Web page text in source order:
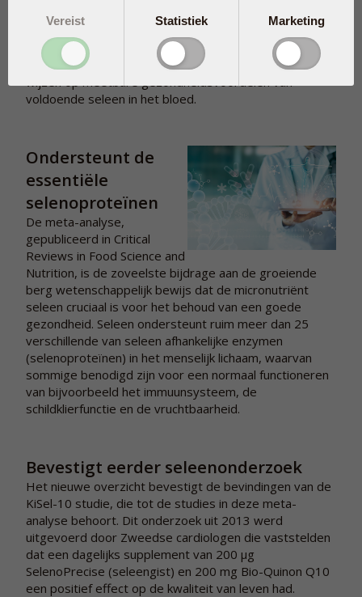
studies hebben mensen met een voldoende gehalte
gezondheidsvoordelen ten opzichte van degenen met
een lage concentratie van de stof. De wetenschappers
wijzen op meetbare gezondheidsvoordelen van
voldoende seleen in het bloed.
Ondersteunt de
essentiële
selenoproteïnen
De meta-analyse,
gepubliceerd in Critical
Reviews in Food Science and
Nutrition, is de zoveelste bijdrage aan de groeiende
berg wetenschappelijk bewijs dat de micronutriënt
seleen cruciaal is voor het behoud van een goede
gezondheid. Seleen ondersteunt ruim meer dan 25
verschillende van seleen afhankelijke enzymen
(selenoproteïnen) in het menselijk lichaam, waarvan
sommige benodigd zijn voor een normaal functioneren
van bijvoorbeeld het immuunsysteem, de
schildklierfunctie en de vruchtbaarheid.
Bevestigt eerder seleenonderzoek
Het nieuwe overzicht bevestigt de bevindingen van de
KiSel-10 studie, die tot de studies in deze meta-
analyse behoort. Dit onderzoek uit 2013 werd
uitgevoerd door Zweedse cardiologen die vaststelden
dat een dagelijks supplement van 200 µg
SelenoPrecise (seleengist) en 200 mg Bio-Quinon Q10
een positief effect op de kwaliteit van leven had.
Vereist Statistiek Marketing